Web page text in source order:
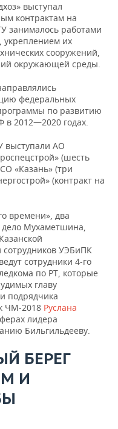
выступал
контрактам на
занималось работами
укреплением их
сооружений,
окружающей среды.
федеральных
по развитию
в 2012—2020 годах.
выступали АО
(шесть
«Казань» (три
(контракт на
времени», два
дело Мухаметшина,
УЭБиПК
сотрудники 4-го
по РТ, которые
главу
и подрядчика
ЧМ-2018 Руслана
лидера
Бильгильдееву.
БЕРЕГ
И